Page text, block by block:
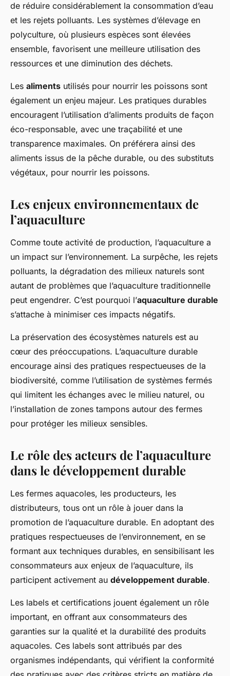
de réduire considérablement la consommation d’eau
et les rejets polluants. Les systèmes d’élevage en
polyculture, où plusieurs espèces sont élevées
ensemble, favorisent une meilleure utilisation des
ressources et une diminution des déchets.
Les aliments utilisés pour nourrir les poissons sont
également un enjeu majeur. Les pratiques durables
encouragent l’utilisation d’aliments produits de façon
éco-responsable, avec une traçabilité et une
transparence maximales. On préférera ainsi des
aliments issus de la pêche durable, ou des substituts
végétaux, pour nourrir les poissons.
Les enjeux environnementaux de
l’aquaculture
Comme toute activité de production, l’aquaculture a
un impact sur l’environnement. La surpêche, les rejets
polluants, la dégradation des milieux naturels sont
autant de problèmes que l’aquaculture traditionnelle
peut engendrer. C’est pourquoi l’aquaculture durable
s’attache à minimiser ces impacts négatifs.
La préservation des écosystèmes naturels est au
cœur des préoccupations. L’aquaculture durable
encourage ainsi des pratiques respectueuses de la
biodiversité, comme l’utilisation de systèmes fermés
qui limitent les échanges avec le milieu naturel, ou
l’installation de zones tampons autour des fermes
pour protéger les milieux sensibles.
Le rôle des acteurs de l’aquaculture
dans le développement durable
Les fermes aquacoles, les producteurs, les
distributeurs, tous ont un rôle à jouer dans la
promotion de l’aquaculture durable. En adoptant des
pratiques respectueuses de l’environnement, en se
formant aux techniques durables, en sensibilisant les
consommateurs aux enjeux de l’aquaculture, ils
participent activement au développement durable.
Les labels et certifications jouent également un rôle
important, en offrant aux consommateurs des
garanties sur la qualité et la durabilité des produits
aquacoles. Ces labels sont attribués par des
organismes indépendants, qui vérifient la conformité